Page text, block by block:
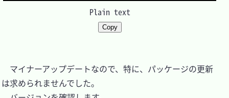
Plain text
Copy
マイナーアップデートなので、特に、パッケージの更新
は求められませんでした。